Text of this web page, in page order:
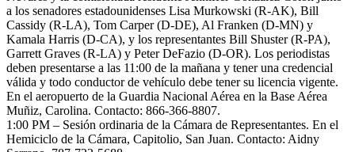
a los senadores estadounidenses Lisa Murkowski (R-AK), Bill
Cassidy (R-LA), Tom Carper (D-DE), Al Franken (D-MN) y
Kamala Harris (D-CA), y los representantes Bill Shuster (R-PA),
Garrett Graves (R-LA) y Peter DeFazio (D-OR). Los periodistas
deben presentarse a las 11:00 de la mañana y tener una credencial
válida y todo conductor de vehículo debe tener su licencia vigente.
En el aeropuerto de la Guardia Nacional Aérea en la Base Aérea
Muñiz, Carolina. Contacto: 866-366-8807.
1:00 PM – Sesión ordinaria de la Cámara de Representantes. En el
Hemiciclo de la Cámara, Capitolio, San Juan. Contacto: Aidny